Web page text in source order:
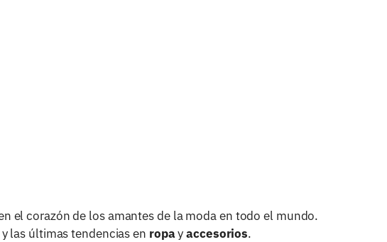
el corazón de los amantes de la moda en todo el mundo.
las últimas tendencias en ropayaccesorios.